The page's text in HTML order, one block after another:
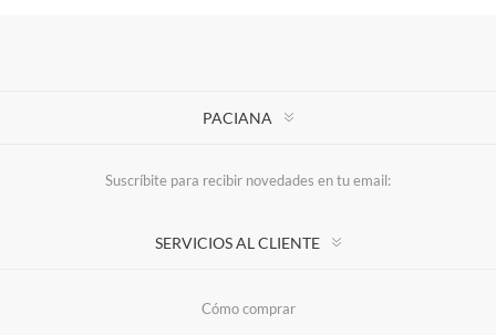
PACIANA
Suscríbite para recibir novedades en tu email:
SERVICIOS AL CLIENTE
Cómo comprar